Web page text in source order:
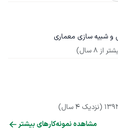
و شبیه سازی معماری
از 8 سال)
(نزدیک 4 سال)
مشاهده نمونه‌کارهای بیشتر